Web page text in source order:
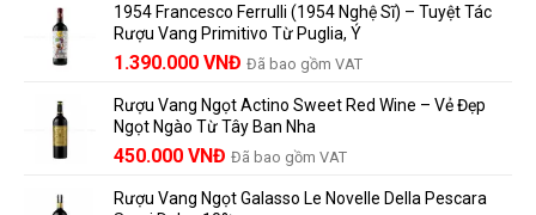
vang
nên
biết
Thành
là:
495.000 VNĐ.
tại
là:
450.000 VNĐ.
1954 Francesco Ferrulli (1954 Nghệ Sĩ) – Tuyệt Tác
Rượu Vang Primitivo Từ Puglia, Ý
Giá
là:
1.529.000 VNĐ.
1.390.000 VNĐ Giá
tại
là:
1.390.000 VNĐ.
Đã bao gồm VAT
Rượu Vang Ngọt Actino Sweet Red Wine – Vẻ Đẹp
Ngọt Ngào Từ Tây Ban Nha
450.000 VNĐ Đã bao gồm VAT
Rượu Vang Ngọt Galasso Le Novelle Della Pescara